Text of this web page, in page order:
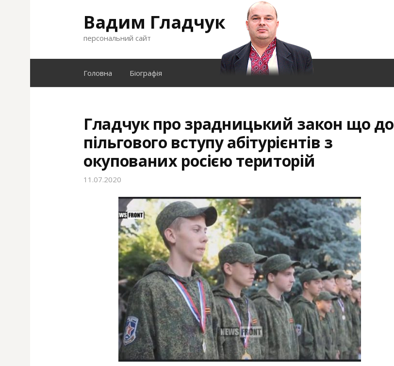
o
Вадим Гладчук
персональний сайт
Головна Біографія
Гладчук про зрадницький закон що до
пільгового вступу абітурієнтів з
окупованих росією територій
11.07.2020